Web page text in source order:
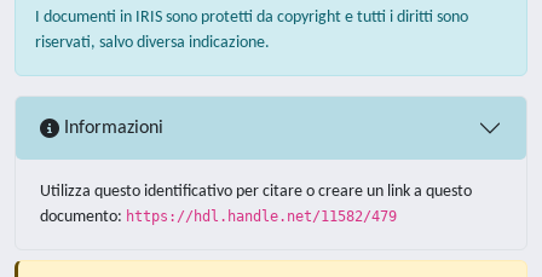
I documenti in IRIS sono protetti da copyright e tutti i diritti sono
riservati, salvo diversa indicazione.
Informazioni
Utilizza questo identificativo per citare o creare un link a questo
documento: https://hdl.handle.net/11582/479